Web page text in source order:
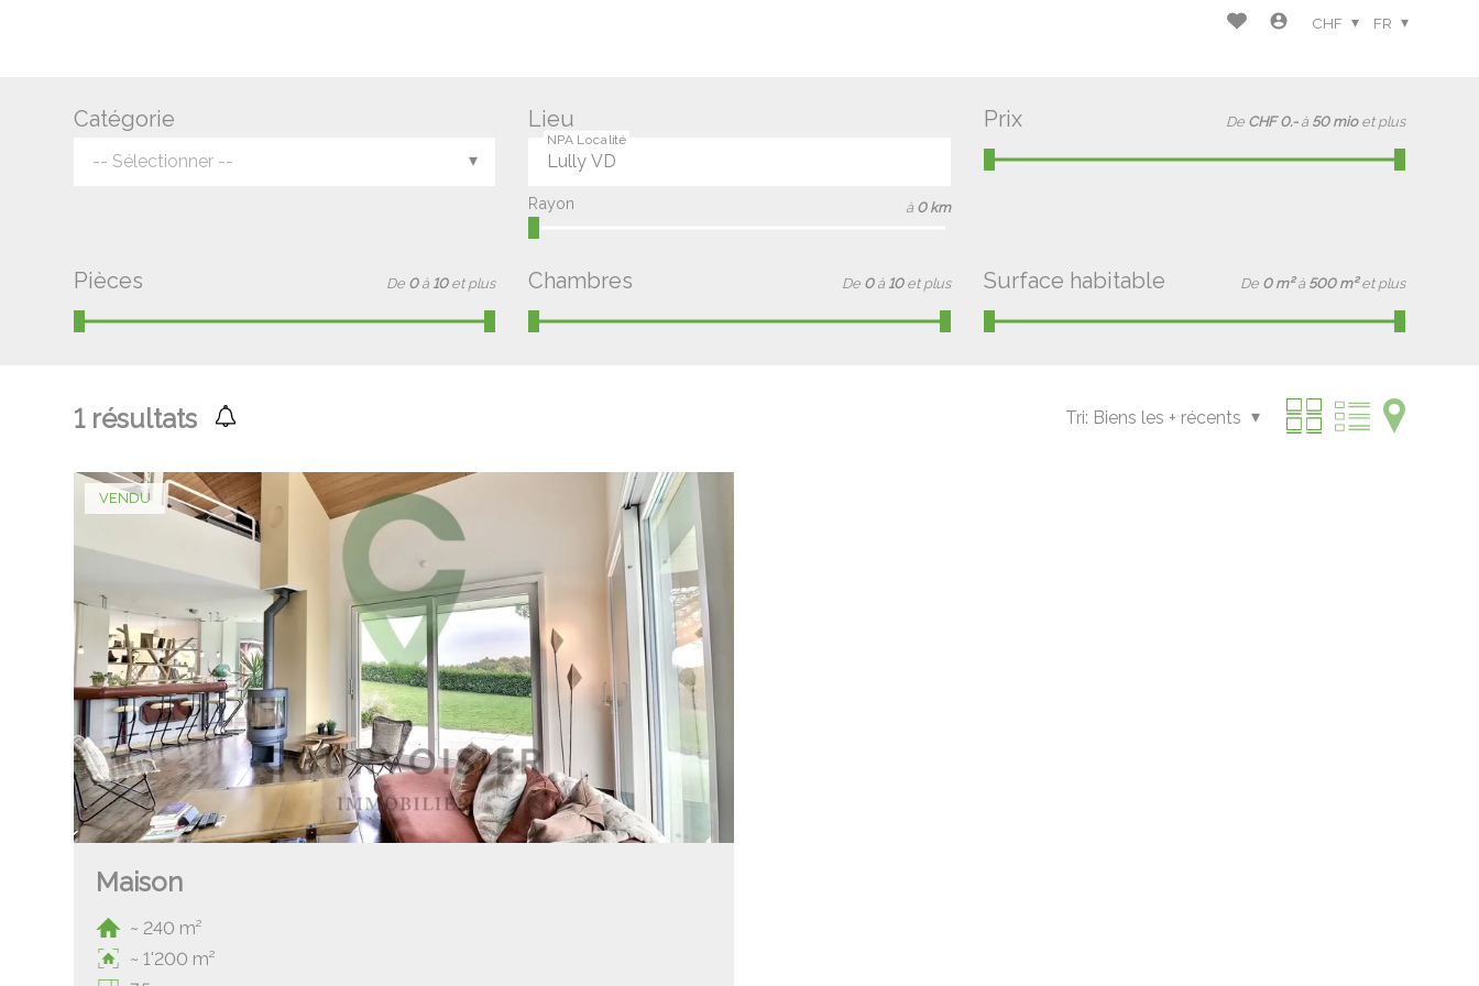
CHF FR
Catégorie
-- Sélectionner --
Lieu
NPA Localité
Rayon à 0 km
Prix De CHF 0.- à 50 mio et plus
Pièces De 0 à 10 et plus Chambres De 0 à 10 et plus Surface habitable De 0 m² à 500 m² et plus
1résultats Tri: Biens les + récents
VENDU
Maison
~ 240 m²
~ 1'200 m²